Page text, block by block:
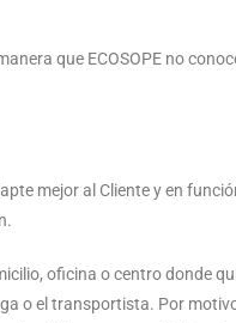
que ECOSOPE no
mejor al Cliente y en
oficina o centro donde
o el transportista. Por